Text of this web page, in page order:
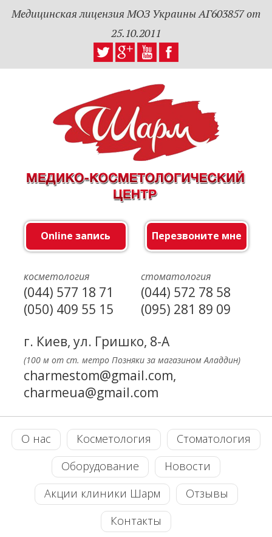
Медицинская лицензия МОЗ Украины АГ603857 от
25.10.2011
Online запись Перезвоните мне
косметология
(044) 577 18 71
(050) 409 55 15
стоматология
(044) 572 78 58
(095) 281 89 09
г. Киев, ул. Гришко, 8-А
(100 м от ст. метро Позняки за магазином Аладдин)
charmestom@gmail.com,
charmeua@gmail.com
О нас Косметология
Стоматология
Оборудование
Новости
Акции клиники Шарм
Отзывы
Контакты